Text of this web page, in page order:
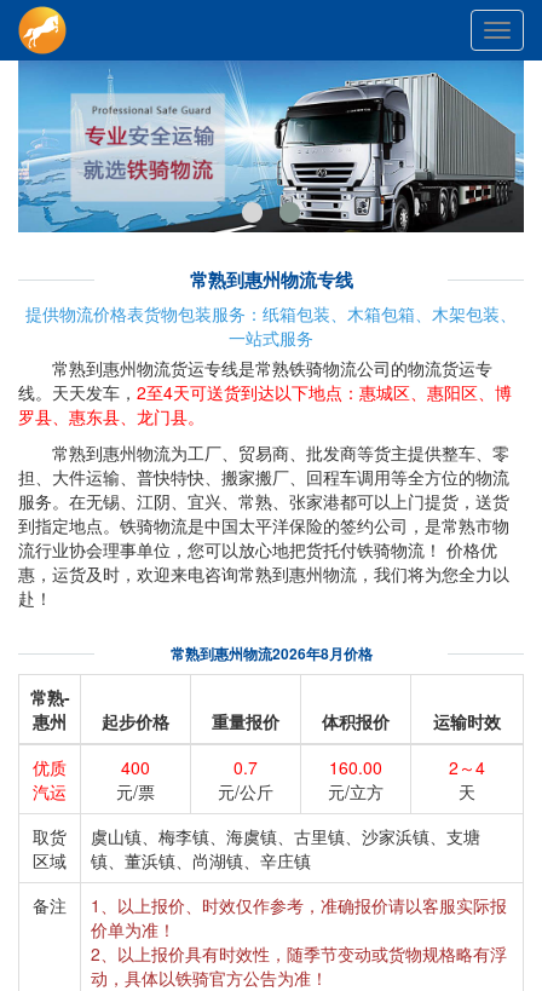
常熟到惠州物流专线
提供物流价格表货物包装服务：纸箱包装、木箱包箱、木架包装、
一站式服务
常熟到惠州物流货运专线是常熟铁骑物流公司的物流货运专
线。天天发车， 2至4天可送货到达以下地点：惠城区、惠阳区、博
罗县、惠东县、龙门县。
常熟到惠州物流为工厂、贸易商、批发商等货主提供整车、零
担、大件运输、普快特快、搬家搬厂、回程车调用等全方位的物流
服务。在无锡、江阴、宜兴、常熟、张家港都可以上门提货，送货
到指定地点。铁骑物流是中国太平洋保险的签约公司，是常熟市物
流行业协会理事单位，您可以放心地把货托付铁骑物流！ 价格优
惠，运货及时，欢迎来电咨询常熟到惠州物流，我们将为您全力以
赴！
常熟到惠州物流2026年8月价格
常熟-
惠州
起步价格 重量报价 体积报价
运输时效
优质
汽运
400
元/票
0.7
元/公斤
160.00
元/立方
2～4
天
取货
区域
虞山镇、梅李镇、海虞镇、古里镇、沙家浜镇、支塘
镇、董浜镇、尚湖镇、辛庄镇
备注
1、以上报价、时效仅作参考，准确报价请以客服实际报
价单为准！
2、以上报价具有时效性，随季节变动或货物规格略有浮
动，具体以铁骑官方公告为准！